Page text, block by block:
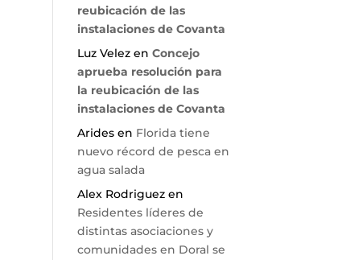
reubicación de las
instalaciones de Covanta
Luz Velez enConcejo
aprueba resolución para
la reubicación de las
instalaciones de Covanta
Arides en Florida tiene
nuevo récord de pesca en
agua salada
Alex Rodriguez en
Residentes líderes de
distintas asociaciones y
comunidades en Doral se